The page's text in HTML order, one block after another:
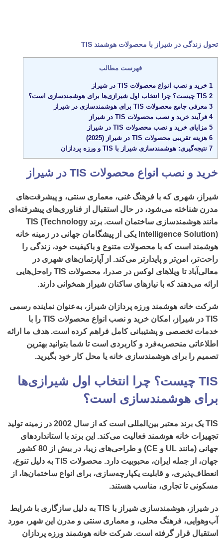
تحول زندگی در شیراز با محصولات هوشمند TIS
فهرست مطالب
1 خرید و نصب انواع محصولات TIS در شیراز
2
3 معرفی جامع محصولات TIS برای هوشمندسازی در شیراز
4 فرآیند خرید و نصب محصولات TIS در شیراز
5 مزایای خرید و نصب محصولات TIS در شیراز
6 هزینه تقریبی محصولات TIS در شیراز (2025)
7 نتیجه‌گیری: هوشمندسازی شیراز با TIS و ورزه پردازان
خرید و نصب انواع محصولات TIS در شیراز
شیراز، شهری که با فرهنگ غنی، معماری سنتی، و پیشرفت‌های
مدرن شناخته می‌شود، در حال استقبال از فناوری‌های پیشرفته‌ای
مانند هوشمندسازی ساختمان است. برند TIS (Technology
Intelligence Solution) یکی از پیشگامان جهانی در زمینه خانه
هوشمند است که با محصولات متنوع و باکیفیت خود، زندگی را
راحت‌تر، امن‌تر و پایدارتر می‌کند. از آپارتمان‌های شهری در
معالی‌آباد تا ویلاهای لوکس در صدرا، محصولات
راه‌حل‌هایی
ارائه می‌دهند که با نیازهای ساکنان شیراز همخوانی دارند.
شرکت خانه هوشمند ورزه پردازان شیراز ، به‌عنوان نماینده رسمی
TIS در شیراز، امکان
خرید و نصب انواع محصولات
را با
خدمات تخصصی و پشتیبانی کامل فراهم کرده است. هدف ما ارائه
اطلاعاتی منحصربه‌فرد و کاربردی است تا شما بتوانید بهترین
تصمیم را برای هوشمندسازی خانه یا محل کار خود بگیرید.
TIS چیست؟ چرا انتخاب اول شیرازی‌ها
برای هوشمندسازی است؟
TIS
یک برند معتبر بین‌المللی است که از سال 2002 در زمینه تولید
تجهیزات خانه هوشمند فعالیت می‌کند. این برند با استانداردهای
جهانی (مانند UL و CE) و طراحی‌های زیبا، در بیش از 80 کشور
جهان، از جمله ایران، محبوبیت دارد. محصولات TIS به دلیل تنوع،
انعطاف‌پذیری، و قابلیت یکپارچه‌سازی، برای انواع ساختمان‌ها، از
مسکونی تا تجاری، مناسب هستند.
در شیراز، هوشمندسازی شیراز
با TIS به دلیل سازگاری با شرایط
آب‌وهوایی، فرهنگ محلی، و معماری سنتی و مدرن این شهر، مورد
استقبال قرار گرفته است. شرکت خانه هوشمند ورزه پردازان